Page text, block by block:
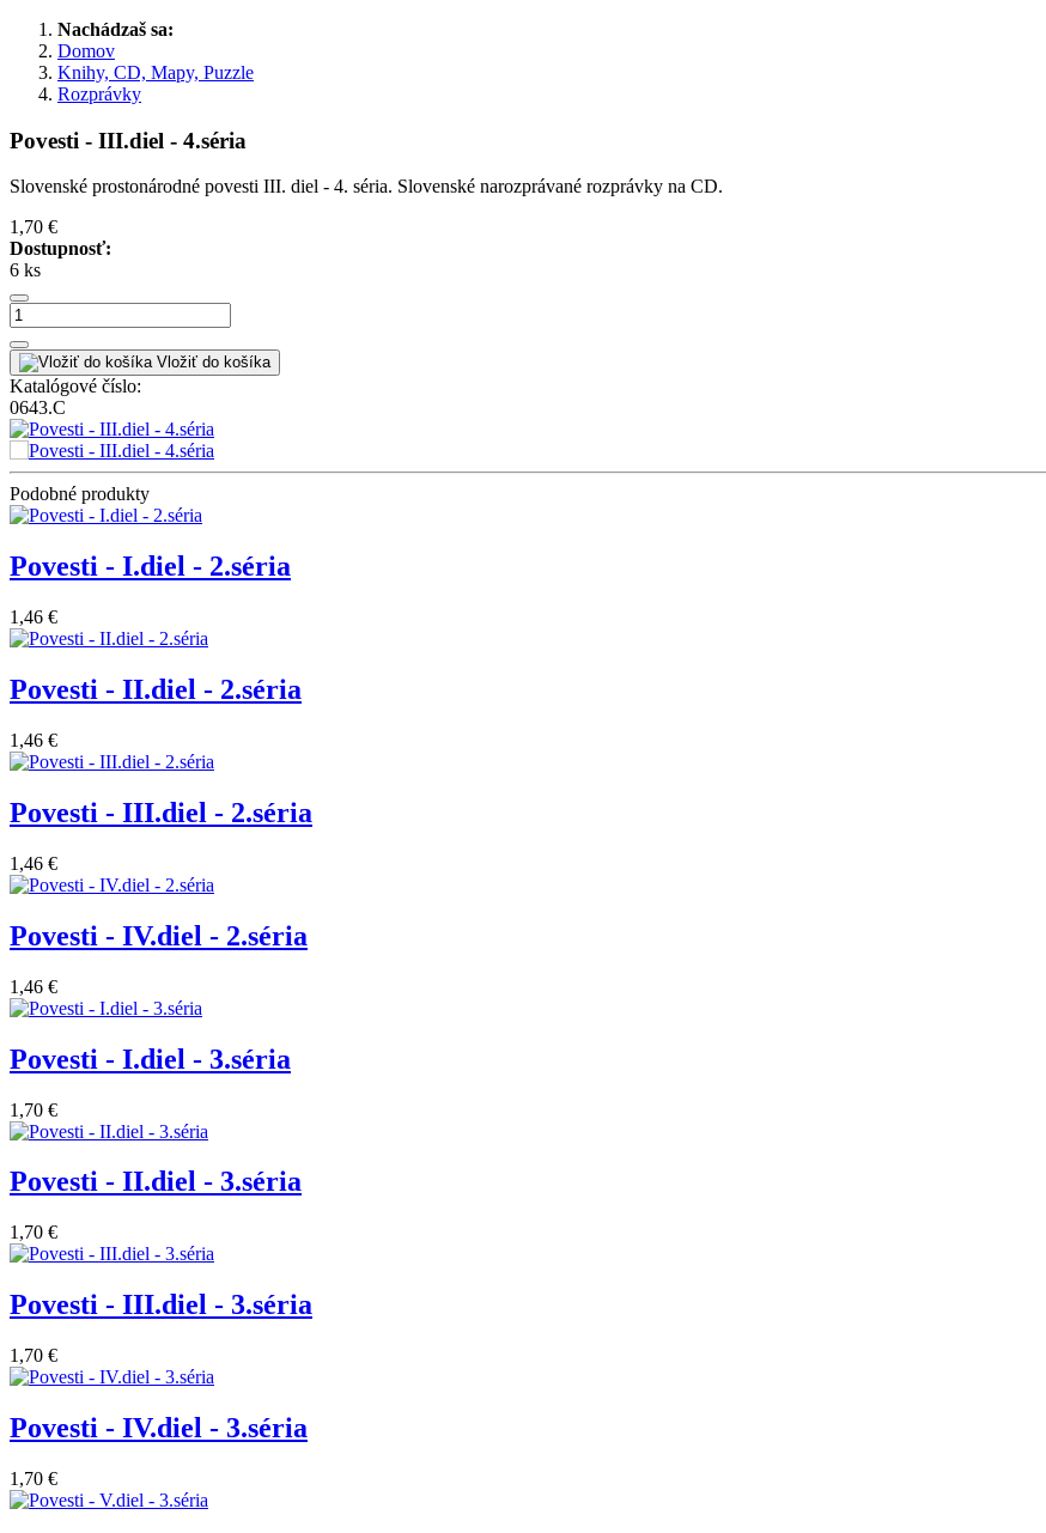
Nachádzaš sa:
Domov
Knihy, CD, Mapy, Puzzle
Rozprávky
Povesti - III.diel - 4.séria
Slovenské prostonárodné povesti III. diel - 4. séria. Slovenské narozprávané rozprávky na CD.
1,70 €
Dostupnosť:
6 ks
Vložiť do košíka
Katalógové číslo:
0643.C
Podobné produkty
Povesti - I.diel - 2.séria
1,46 €
Povesti - II.diel - 2.séria
1,46 €
Povesti - III.diel - 2.séria
1,46 €
Povesti - IV.diel - 2.séria
1,46 €
Povesti - I.diel - 3.séria
1,70 €
Povesti - II.diel - 3.séria
1,70 €
Povesti - III.diel - 3.séria
1,70 €
Povesti - IV.diel - 3.séria
1,70 €